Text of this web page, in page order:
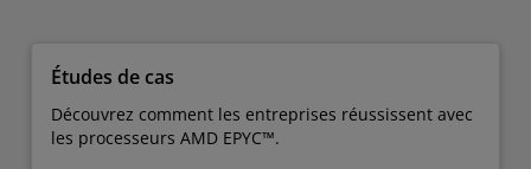
Études de cas
Découvrez comment les entreprises réussissent avec
les processeurs AMD EPYC™.